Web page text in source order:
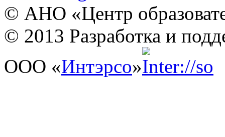
© АНО «Центр
© 2013 Разработка и
ООО «Интэрсо»